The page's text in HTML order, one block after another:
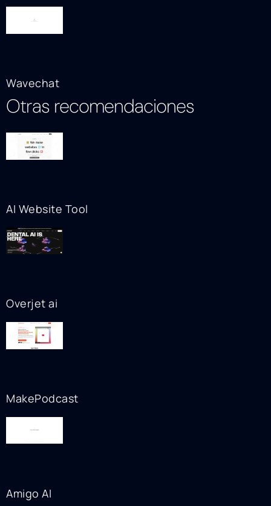
Wavechat
Otras recomendaciones
AI Website Tool
Overjet ai
MakePodcast
Amigo AI